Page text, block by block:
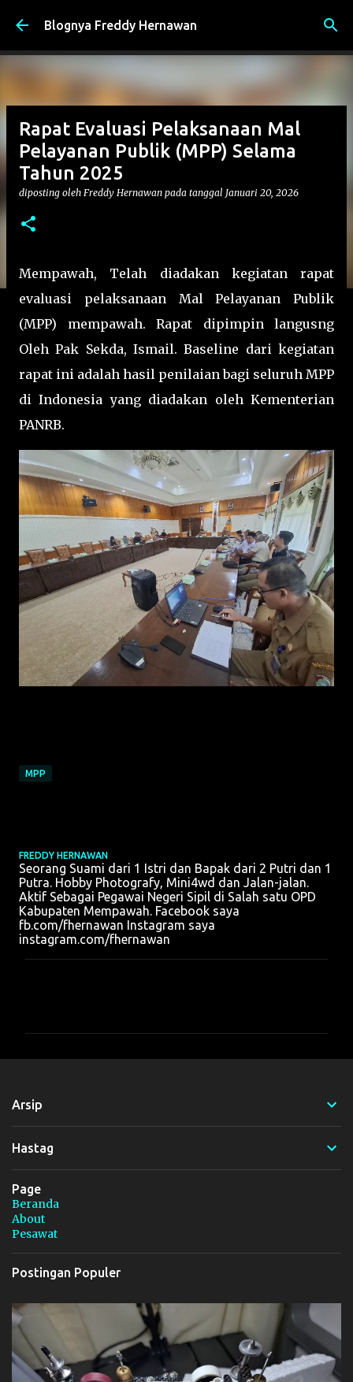
Langsung ke konten utama
Blognya Freddy Hernawan
Rapat Evaluasi Pelaksanaan Mal
Pelayanan Publik (MPP) Selama
Tahun 2025
diposting oleh Freddy Hernawan pada tanggal Januari 20, 2026
Mempawah, Telah diadakan kegiatan rapat
evaluasi pelaksanaan Mal Pelayanan Publik
(MPP) mempawah. Rapat dipimpin langusng
Oleh Pak Sekda, Ismail. Baseline dari kegiatan
rapat ini adalah hasil penilaian bagi seluruh MPP
di Indonesia yang diadakan oleh Kementerian
PANRB.
MPP
FREDDY HERNAWAN
Seorang Suami dari 1 Istri dan Bapak dari 2 Putri dan 1
Putra. Hobby Photografy, Mini4wd dan Jalan-jalan.
Aktif Sebagai Pegawai Negeri Sipil di Salah satu OPD
Kabupaten Mempawah. Facebook saya
fb.com/fhernawan Instagram saya
instagram.com/fhernawan
Arsip
Hastag
Page
Beranda
About
Pesawat
Postingan Populer